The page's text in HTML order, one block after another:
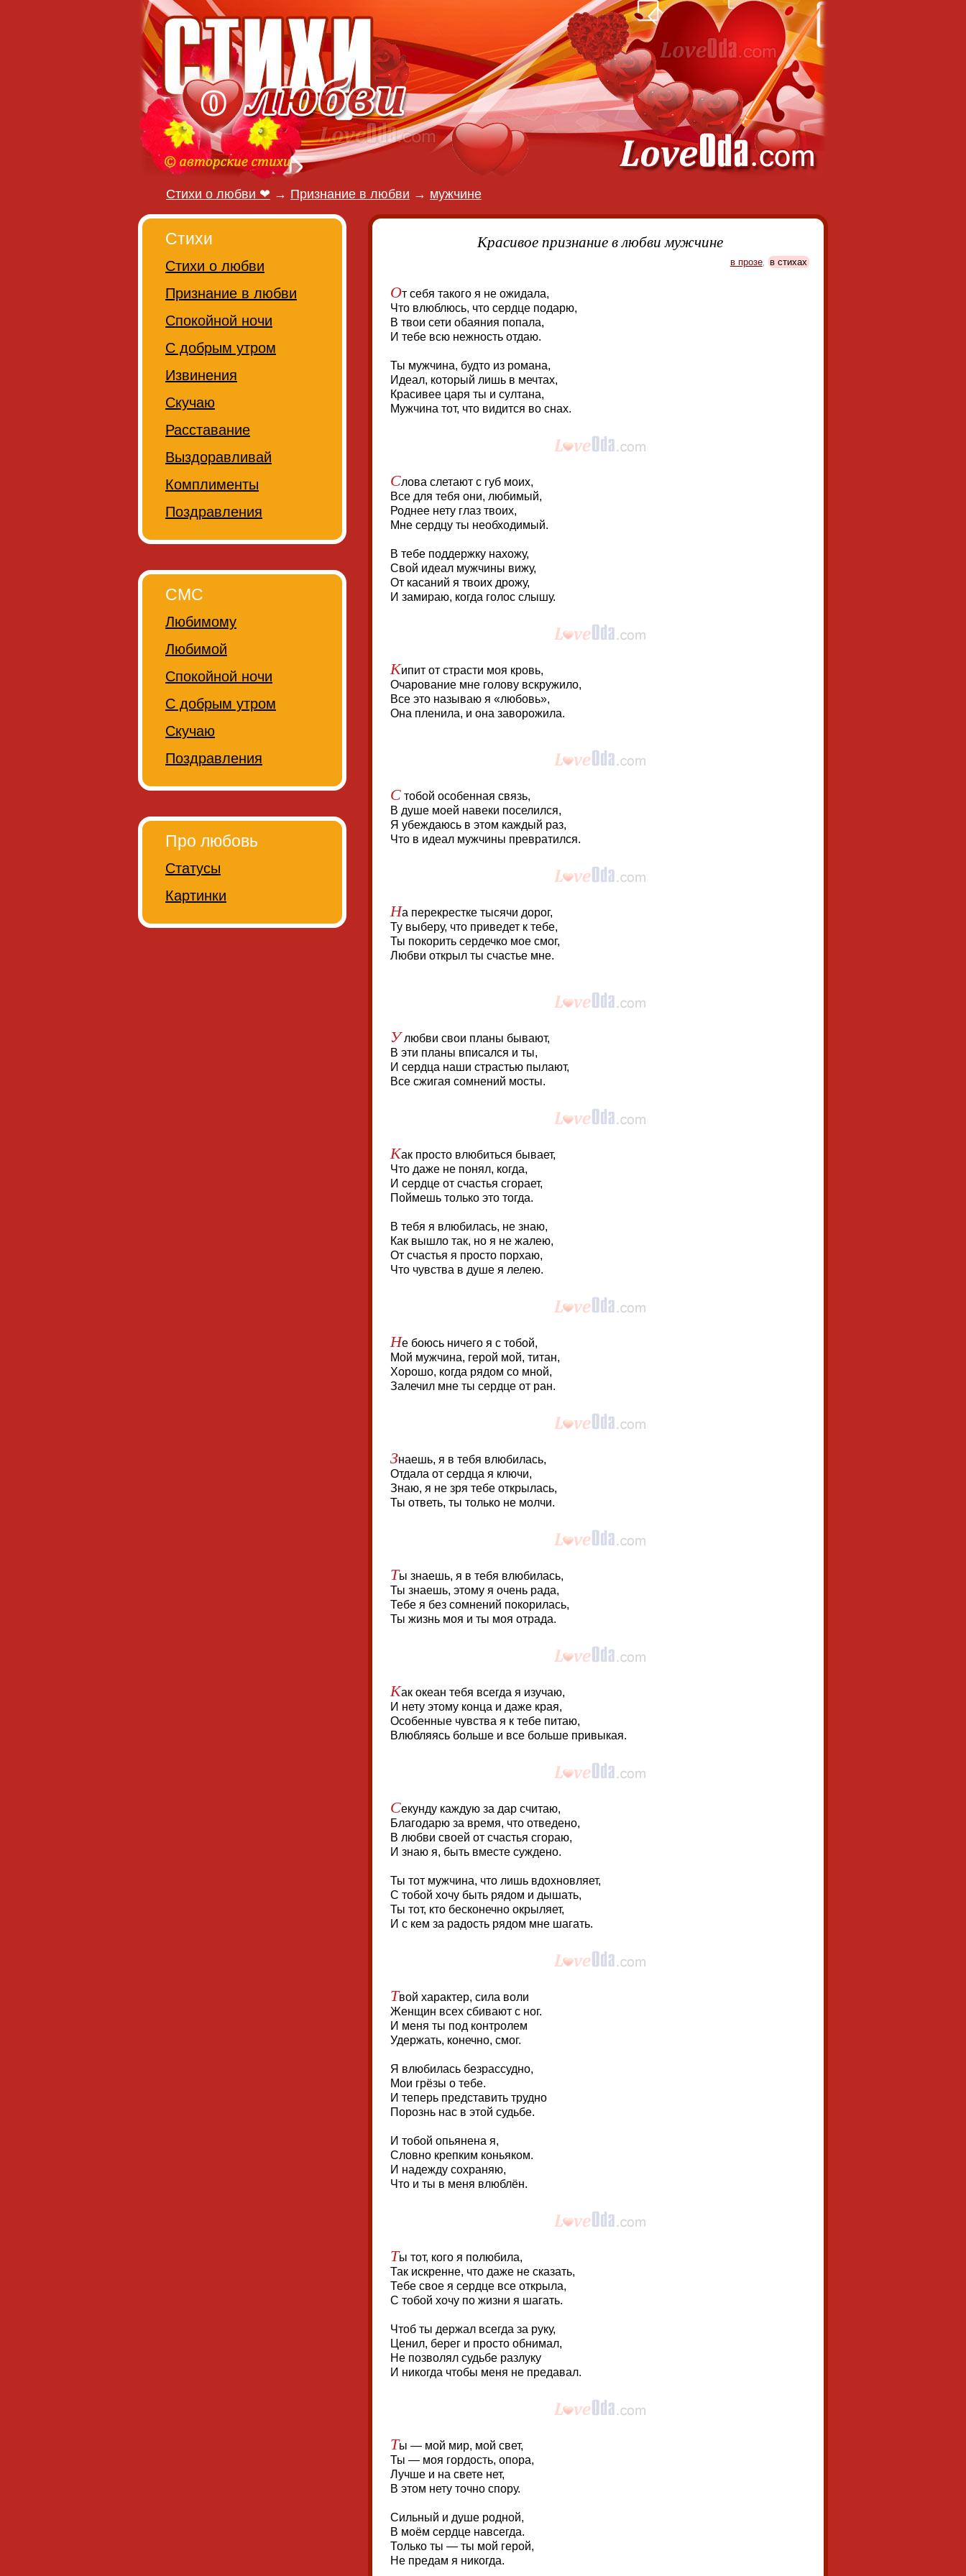
Стихи о любви ❤ → Признание в любви → мужчине
Красивое признание в любви мужчине
в прозе, в стихах
От себя такого я не ожидала,
Что влюблюсь, что сердце подарю,
В твои сети обаяния попала,
И тебе всю нежность отдаю.
Ты мужчина, будто из романа,
Идеал, который лишь в мечтах,
Красивее царя ты и султана,
Мужчина тот, что видится во снах.
Слова слетают с губ моих,
Все для тебя они, любимый,
Роднее нету глаз твоих,
Мне сердцу ты необходимый.
В тебе поддержку нахожу,
Свой идеал мужчины вижу,
От касаний я твоих дрожу,
И замираю, когда голос слышу.
Кипит от страсти моя кровь,
Очарование мне голову вскружило,
Все это называю я «любовь»,
Она пленила, и она заворожила.
С тобой особенная связь,
В душе моей навеки поселился,
Я убеждаюсь в этом каждый раз,
Что в идеал мужчины превратился.
На перекрестке тысячи дорог,
Ту выберу, что приведет к тебе,
Ты покорить сердечко мое смог,
Любви открыл ты счастье мне.
У любви свои планы бывают,
В эти планы вписался и ты,
И сердца наши страстью пылают,
Все сжигая сомнений мосты.
Как просто влюбиться бывает,
Что даже не понял, когда,
И сердце от счастья сгорает,
Поймешь только это тогда.
В тебя я влюбилась, не знаю,
Как вышло так, но я не жалею,
От счастья я просто порхаю,
Что чувства в душе я лелею.
Не боюсь ничего я с тобой,
Мой мужчина, герой мой, титан,
Хорошо, когда рядом со мной,
Залечил мне ты сердце от ран.
Знаешь, я в тебя влюбилась,
Отдала от сердца я ключи,
Знаю, я не зря тебе открылась,
Ты ответь, ты только не молчи.
Ты знаешь, я в тебя влюбилась,
Ты знаешь, этому я очень рада,
Тебе я без сомнений покорилась,
Ты жизнь моя и ты моя отрада.
Как океан тебя всегда я изучаю,
И нету этому конца и даже края,
Особенные чувства я к тебе питаю,
Влюбляясь больше и все больше привыкая.
Секунду каждую за дар считаю,
Благодарю за время, что отведено,
В любви своей от счастья сгораю,
И знаю я, быть вместе суждено.
Ты тот мужчина, что лишь вдохновляет,
С тобой хочу быть рядом и дышать,
Ты тот, кто бесконечно окрыляет,
И с кем за радость рядом мне шагать.
Твой характер, сила воли
Женщин всех сбивают с ног.
И меня ты под контролем
Удержать, конечно, смог.
Я влюбилась безрассудно,
Мои грёзы о тебе.
И теперь представить трудно
Порознь нас в этой судьбе.
И тобой опьянена я,
Словно крепким коньяком.
И надежду сохраняю,
Что и ты в меня влюблён.
Ты тот, кого я полюбила,
Так искренне, что даже не сказать,
Тебе свое я сердце все открыла,
С тобой хочу по жизни я шагать.
Чтоб ты держал всегда за руку,
Ценил, берег и просто обнимал,
Не позволял судьбе разлуку
И никогда чтобы меня не предавал.
Ты — мой мир, мой свет,
Ты — моя гордость, опора,
Лучше и на свете нет,
В этом нету точно спору.
Сильный и душе родной,
В моём сердце навсегда.
Только ты — ты мой герой,
Не предам я никогда.
Стихи
Стихи о любви
Признание в любви
Спокойной ночи
С добрым утром
Извинения
Скучаю
Расставание
Выздоравливай
Комплименты
Поздравления
СМС
Любимому
Любимой
Спокойной ночи
С добрым утром
Скучаю
Поздравления
Про любовь
Статусы
Картинки